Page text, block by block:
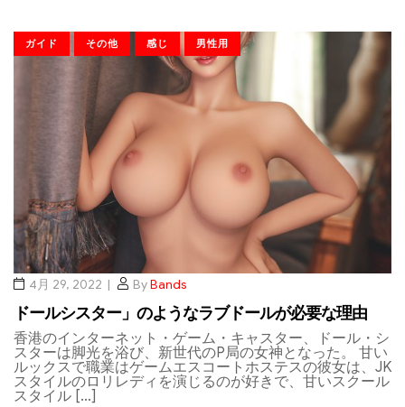
ガイド その他 感じ 男性用
4月 29, 2022 ByBands
ドールシスター」のようなラブドールが必要な理由
香港のインターネット・ゲーム・キャスター、ドール・シ
スターは脚光を浴び、新世代のP局の女神となった。 甘い
ルックスで職業はゲームエスコートホステスの彼女は、JK
スタイルのロリレディを演じるのが好きで、甘いスクール
スタイル […]